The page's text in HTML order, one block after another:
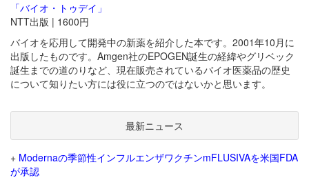
「バイオ・トゥデイ」
NTT出版 | 1600円
バイオを応用して開発中の新薬を紹介した本です。2001年10月に
出版したものです。Amgen社のEPOGEN誕生の経緯やグリベック
誕生までの道のりなど、現在販売されているバイオ医薬品の歴史
について知りたい方には役に立つのではないかと思います。
最新ニュース
+ Modernaの季節性インフルエンザワクチンmFLUSIVAを米国FDA
が承認